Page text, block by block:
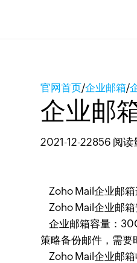
官网首页/企业邮箱/
企业邮
2021-12-22856 阅读
Zoho Mail企业邮箱
Zoho Mail企业邮箱
企业邮箱容量：
策略备份邮件，需要
Zoho Mail企业邮箱